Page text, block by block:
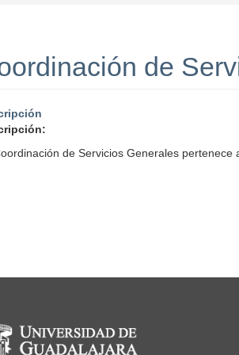
de
de Servicios Generales pertenece
del portal